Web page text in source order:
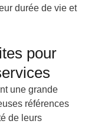
durée de vie et
pour
une grande
références
de leurs